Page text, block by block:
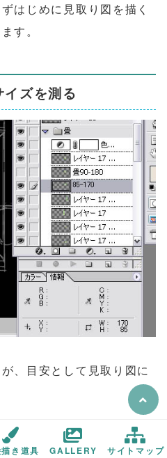
はじめに見取り図を描く
す。
ズを測る
、目安として見取り図に
き道具 GALLERY サイトマップ